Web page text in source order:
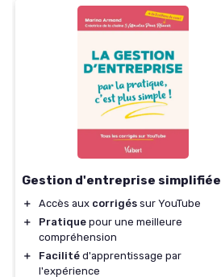
Gestion d'entreprise simplifiée
＋ Accès aux corrigés sur YouTube
＋
Pratique pour une meilleure
compréhension
＋
Facilité d'apprentissage par
l'expérience